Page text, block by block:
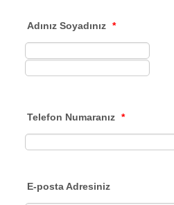
Adınız Soyadınız *
Telefon Numaranız *
E-posta Adresiniz